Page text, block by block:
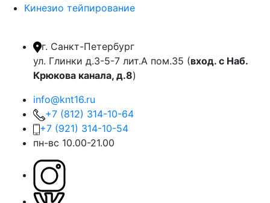
Кинезио тейпирование
г. Санкт-Петербург
ул. Глинки д.3-5-7 лит.А пом.35 (вход. с Наб.
Крюкова канала, д.8)
info@knt16.ru
+7 (812) 314-10-64
+7 (921) 314-10-54
пн-вс 10.00-21.00